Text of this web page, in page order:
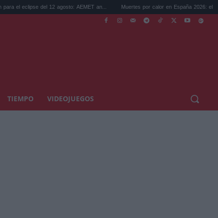
del 12 agosto: AEMET an... Muertes por calor en España 2026: el verano más
TIEMPO VIDEOJUEGOS